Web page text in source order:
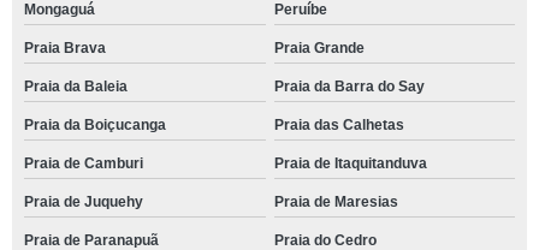
Mongaguá Peruíbe
Praia Brava Praia Grande
Praia da Baleia Praia da Barra do Say
Praia da Boiçucanga Praia das Calhetas
Praia de Camburi Praia de Itaquitanduva
Praia de Juquehy Praia de Maresias
Praia de Paranapuã Praia do Cedro